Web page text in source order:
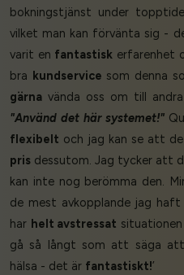
bokningstjänst under
vilket man kan förvänta sig -
varit en fantastisk erfarenhet
bra kundservice som denna
gärna vända oss om till
"Använd det här systemet!"
flexibelt och jag kan se att
pris dessutom. Jag tycker att
kan inte nog berömma den.
de mest avkopplande jag haft
har helt avstressat
gå så långt som att säga
hälsa - det är fantastiskt!’